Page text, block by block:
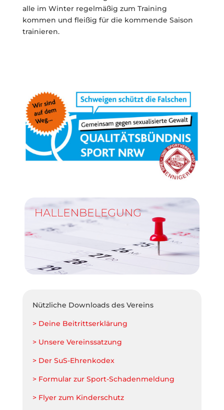
alle im Winter regelmäßig zum Training
kommen und fleißig für die kommende Saison
trainieren.
Nützliche Downloads des Vereins
> Deine Beitrittserklärung
> Unsere Vereinssatzung
> Der SuS-Ehrenkodex
> Formular zur Sport-Schadenmeldung
> Flyer zum Kinderschutz